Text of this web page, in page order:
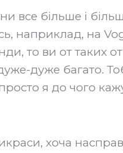
все більше і
наприклад, на
то ви от таких
дуже багато.
я до чого
хоча